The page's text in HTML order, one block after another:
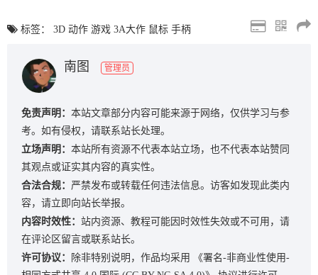
标签： 3D 动作 游戏 3A大作 鼠标 手柄
南图 管理员
免责声明： 本站文章部分内容可能来源于网络，仅供学习与参
考。如有侵权，请联系站长处理。
立场声明： 本站所有资源不代表本站立场，也不代表本站赞同
其观点或证实其内容的真实性。
合法合规： 严禁发布或转载任何违法信息。访客如发现此类内
容，请立即向站长举报。
内容时效性： 站内资源、教程可能因时效性失效或不可用，请
在评论区留言或联系站长。
许可协议：
除非特别说明，作品均采用
《署名-非商业性使用-